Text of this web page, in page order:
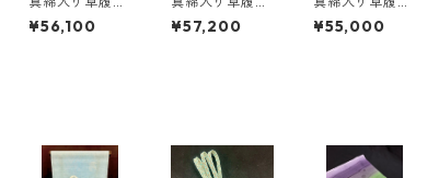
＜和小物さくら
＞ SZO-19
¥56,100
＜和小物さくら
＞ SZO-18
¥57,200
＜和小物さくら
＞ SZO-17
¥55,000